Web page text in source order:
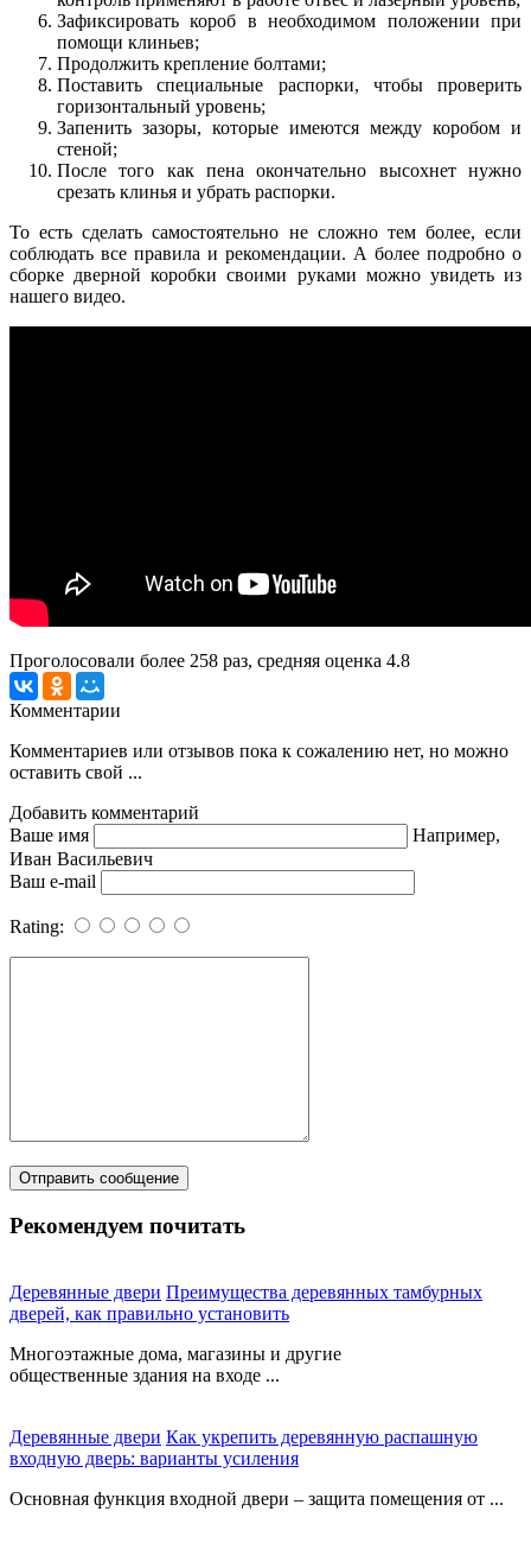
Зафиксировать короб в необходимом положении при
помощи клиньев;
Продолжить крепление болтами;
Поставить специальные распорки, чтобы проверить
горизонтальный уровень;
Запенить зазоры, которые имеются между коробом и
стеной;
После того как пена окончательно высохнет нужно
срезать клинья и убрать распорки.
То есть сделать самостоятельно не сложно тем более, если
соблюдать все правила и рекомендации. А более подробно о
сборке дверной коробки своими руками можно увидеть из
нашего видео.
Проголосовали более 258 раз, средняя оценка 4.8
Комментарии
Комментариев или отзывов пока к сожалению нет, но можно
оставить свой ...
Добавить комментарий
Ваше имя
Например,
Иван Васильевич
Ваш e-mail
Rating:
Рекомендуем почитать
Деревянные двери Преимущества деревянных тамбурных
дверей, как правильно установить
Многоэтажные дома, магазины и другие
общественные здания на входе ...
Деревянные двери Как укрепить деревянную распашную
входную дверь: варианты усиления
Основная функция входной двери – защита помещения от ...